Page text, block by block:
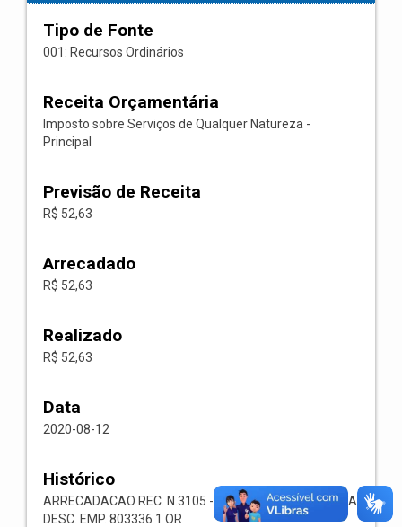
Tipo de Fonte
001: Recursos Ordinários
Receita Orçamentária
Imposto sobre Serviços de Qualquer Natureza -
Principal
Previsão de Receita
R$ 52,63
Arrecadado
R$ 52,63
Realizado
R$ 52,63
Data
2020-08-12
Histórico
ARRECADACAO REC. N.3105 -- 1118.02.3.1.00-RECEITA
DESC. EMP. 803336 1 OR